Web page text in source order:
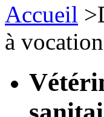
Accueil >
à